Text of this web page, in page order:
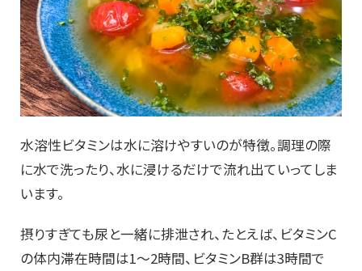
水溶性ビタミンは水に溶けやすいのが特徴。調理の際
に水で洗ったり、水に浸けるだけで流れ出ていってしま
います。
摂りすぎても尿と一緒に排泄され、たとえば、ビタミンC
の体内滞在時間は1～2時間、ビタミンB群は3時間で